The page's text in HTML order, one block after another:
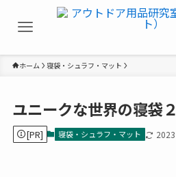
ホーム 寝袋・シュラフ・マット
ユニークな世界の寝袋
[PR] 寝袋・シュラフ・マット